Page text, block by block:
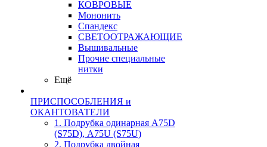
КОВРОВЫЕ
Мононить
Спандекс
СВЕТООТРАЖАЮЩИЕ
Вышивальные
Прочие специальные
нитки
Ещё
ПРИСПОСОБЛЕНИЯ и
ОКАНТОВАТЕЛИ
1. Подрубка одинарная А75D
(S75D), А75U (S75U)
2. Подрубка двойная